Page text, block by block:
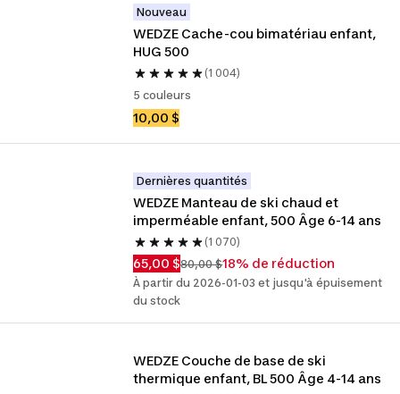
Nouveau
WEDZE Cache-cou bimatériau enfant,
HUG 500
(1 004)
5 couleurs
10,00 $
Dernières quantités
WEDZE Manteau de ski chaud et
imperméable enfant, 500 Âge 6-14 ans
(1 070)
65,00 $80,00 $18% de réduction
À partir du 2026-01-03 et jusqu'à épuisement
du stock
WEDZE Couche de base de ski
thermique enfant, BL 500 Âge 4-14 ans